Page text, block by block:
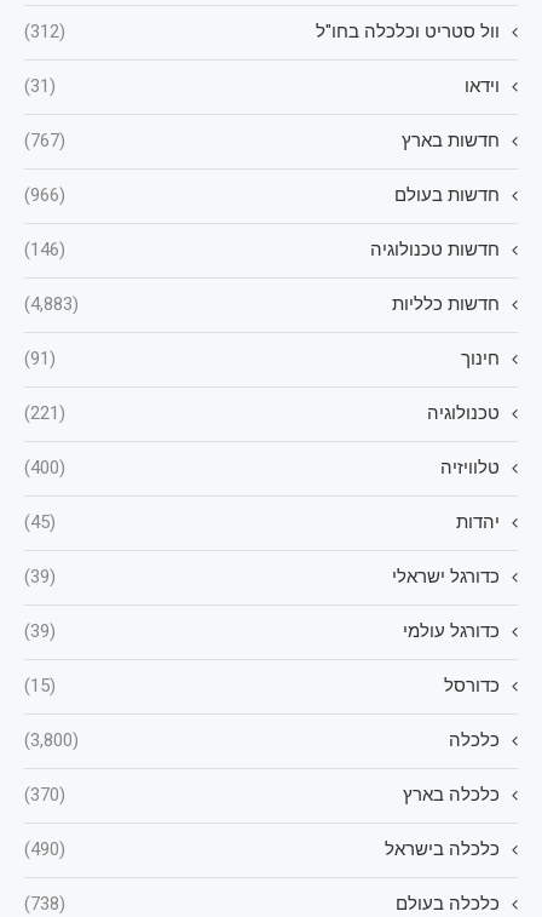
וול סטריט וכלכלה בחו"ל (312)
וידאו (31)
חדשות בארץ (767)
חדשות בעולם (966)
חדשות טכנולוגיה (146)
חדשות כלליות (4,883)
חינוך (91)
טכנולוגיה (221)
טלוויזיה (400)
יהדות (45)
כדורגל ישראלי (39)
כדורגל עולמי (39)
כדורסל (15)
כלכלה (3,800)
כלכלה בארץ (370)
כלכלה בישראל (490)
כלכלה בעולם (738)